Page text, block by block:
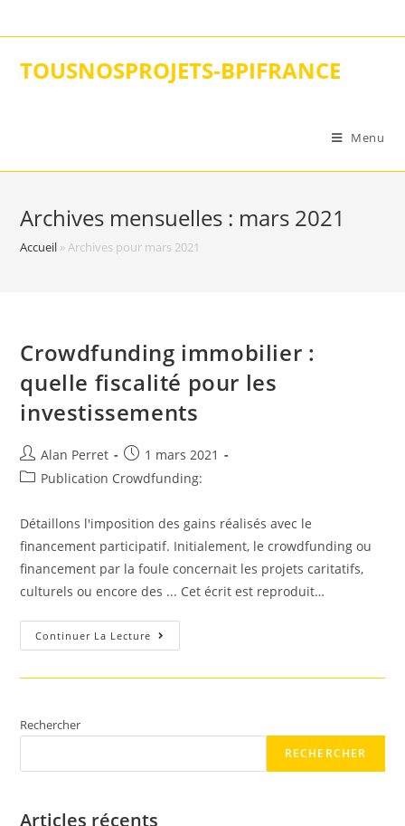
to
TOUSNOSPROJETS-BPIFRANCE
Menu
Archives mensuelles : mars 2021
Accueil »Archives pour mars 2021
Crowdfunding immobilier :
quelle fiscalité pour les
investissements
Auteur/autrice
de
Alan Perret
Post
published:
1 mars 2021
PostPublication Crowdfunding:
Détaillons l'imposition des gains réalisés avec le
financement participatif. Initialement, le crowdfunding ou
financement par la foule concernait les projets caritatifs,
culturels ou encore des ... Cet écrit est reproduit…
Continuer La Lecture Crowdfunding
Immobilier
Quelle
Rechercher
RECHERCHER
Articles récents